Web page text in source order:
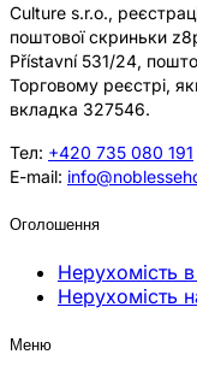
Culture s.r.o.,
поштової скриньки
Přístavní 531/24,
Торговому реєстрі,
вкладка 327546.
Тел: +420 735 080 191
E-mail:
Оголошення
Нерухомість
Нерухомість
Меню